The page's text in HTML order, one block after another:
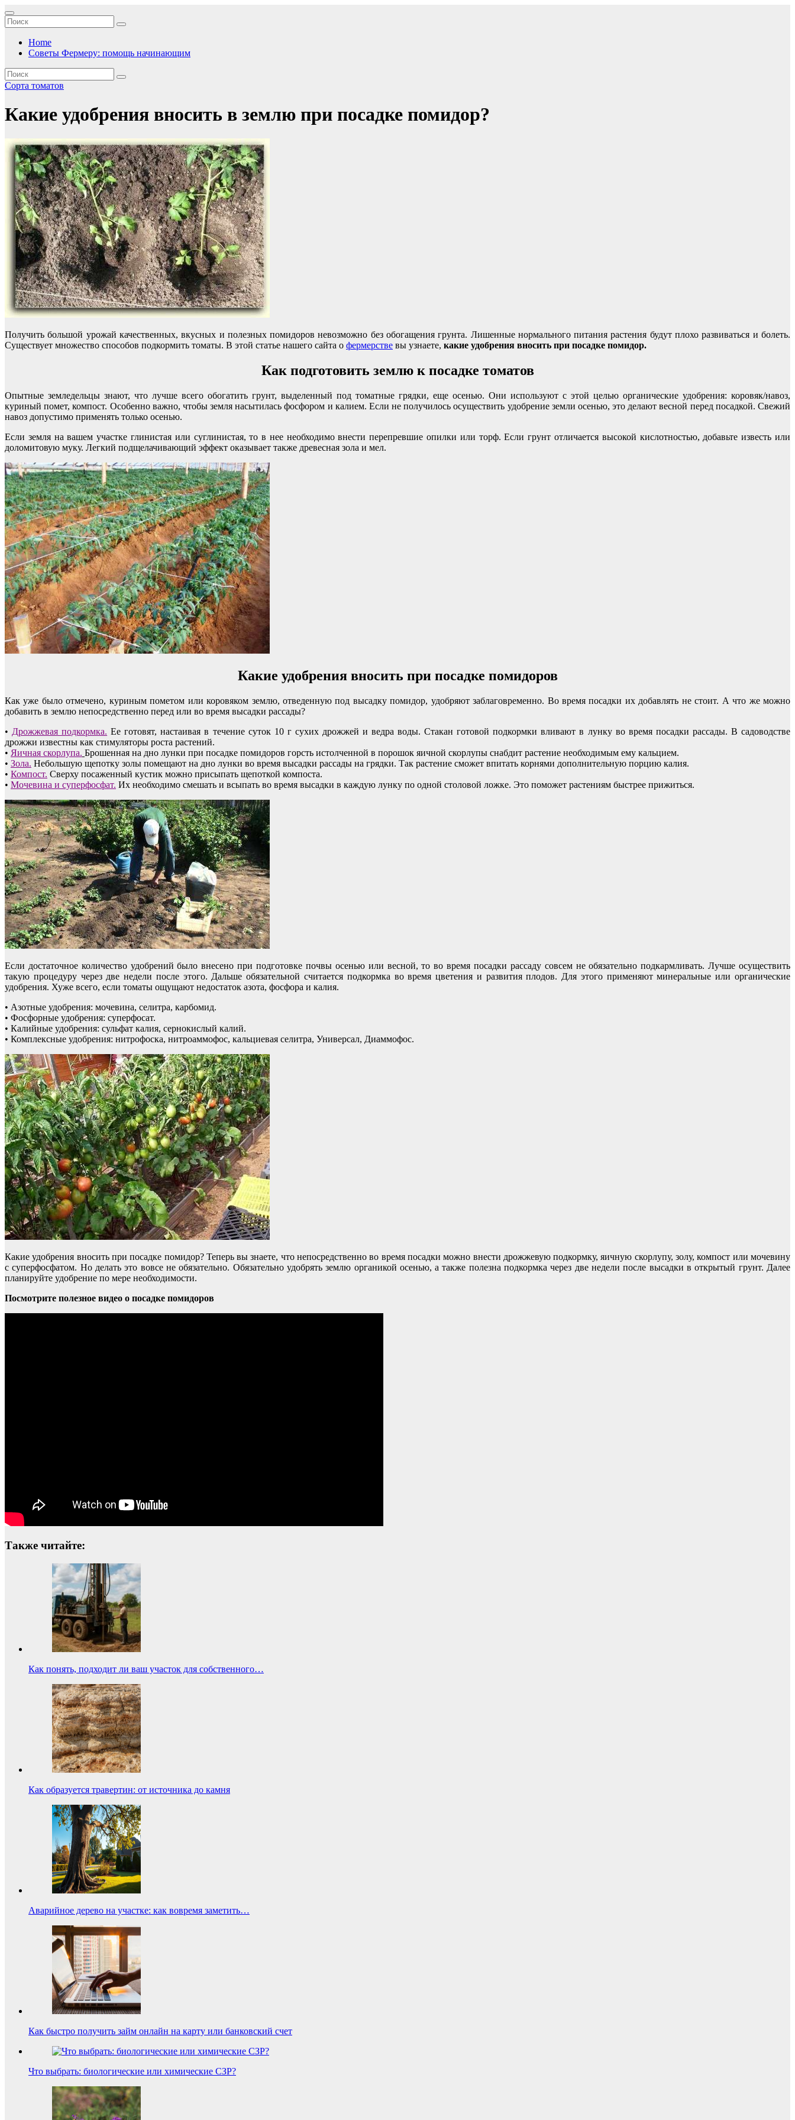
Перейти
к
содержимому
Home
Советы Фермеру: помощь начинающим
Сорта томатов
Какие удобрения вносить в землю при посадке помидор?
Получить большой урожай качественных, вкусных и полезных помидоров невозможно без обогащения грунта. Лишенные нормального питания растения будут плохо развиваться и болеть.
Существует множество способов подкормить томаты. В этой статье нашего сайта о фермерстве вы узнаете, какие удобрения вносить при посадке помидор.
Как подготовить землю к посадке томатов
Опытные земледельцы знают, что лучше всего обогатить грунт, выделенный под томатные грядки, еще осенью. Они используют с этой целью органические удобрения: коровяк/навоз,
куриный помет, компост. Особенно важно, чтобы земля насытилась фосфором и калием. Если не получилось осуществить удобрение земли осенью, это делают весной перед посадкой. Свежий
навоз допустимо применять только осенью.
Если земля на вашем участке глинистая или суглинистая, то в нее необходимо внести перепревшие опилки или торф. Если грунт отличается высокой кислотностью, добавьте известь или
доломитовую муку. Легкий подщелачивающий эффект оказывает также древесная зола и мел.
Какие удобрения вносить при посадке помидоров
Как уже было отмечено, куриным пометом или коровяком землю, отведенную под высадку помидор, удобряют заблаговременно. Во время посадки их добавлять не стоит. А что же можно
добавить в землю непосредственно перед или во время высадки рассады?
• Дрожжевая подкормка. Ее готовят, настаивая в течение суток 10 г сухих дрожжей и ведра воды. Стакан готовой подкормки вливают в лунку во время посадки рассады. В садоводстве
дрожжи известны как стимуляторы роста растений.
• Яичная скорлупа. Брошенная на дно лунки при посадке помидоров горсть истолченной в порошок яичной скорлупы снабдит растение необходимым ему кальцием.
• Зола. Небольшую щепотку золы помещают на дно лунки во время высадки рассады на грядки. Так растение сможет впитать корнями дополнительную порцию калия.
• Компост. Сверху посаженный кустик можно присыпать щепоткой компоста.
• Мочевина и суперфосфат. Их необходимо смешать и всыпать во время высадки в каждую лунку по одной столовой ложке. Это поможет растениям быстрее прижиться.
Если достаточное количество удобрений было внесено при подготовке почвы осенью или весной, то во время посадки рассаду совсем не обязательно подкармливать. Лучше осуществить
такую процедуру через две недели после этого. Дальше обязательной считается подкормка во время цветения и развития плодов. Для этого применяют минеральные или органические
удобрения. Хуже всего, если томаты ощущают недостаток азота, фосфора и калия.
• Азотные удобрения: мочевина, селитра, карбомид.
• Фосфорные удобрения: суперфосат.
• Калийные удобрения: сульфат калия, сернокислый калий.
• Комплексные удобрения: нитрофоска, нитроаммофос, кальциевая селитра, Универсал, Диаммофос.
Какие удобрения вносить при посадке помидор? Теперь вы знаете, что непосредственно во время посадки можно внести дрожжевую подкормку, яичную скорлупу, золу, компост или мочевину
с суперфосфатом. Но делать это вовсе не обязательно. Обязательно удобрять землю органикой осенью, а также полезна подкормка через две недели после высадки в открытый грунт. Далее
планируйте удобрение по мере необходимости.
Посмотрите полезное видео о посадке помидоров
Также читайте:
Как понять, подходит ли ваш участок для собственного…
Как образуется травертин: от источника до камня
Аварийное дерево на участке: как вовремя заметить…
Как быстро получить займ онлайн на карту или банковский счет
Что выбрать: биологические или химические СЗР?